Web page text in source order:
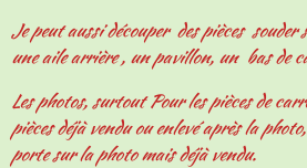
Je peut aussi découper des pièces souder
une aile arrière , un pavillon, un bas de
Les photos, surtout Pour les pièces de
pièces déjà vendu ou enlevé après la
porte sur la photo mais déjà vendu.